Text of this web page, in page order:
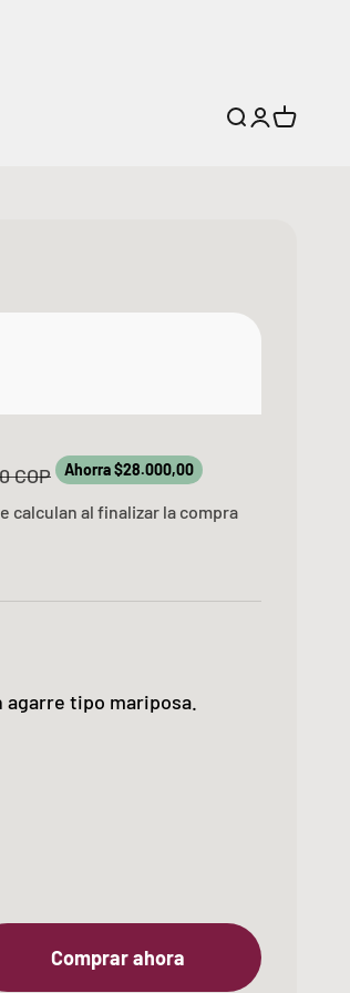
Buscar
Iniciar
Carrito
COP Ahorra $28.000,00
calculan al finalizar la compra
agarre tipo mariposa.
Comprar ahora